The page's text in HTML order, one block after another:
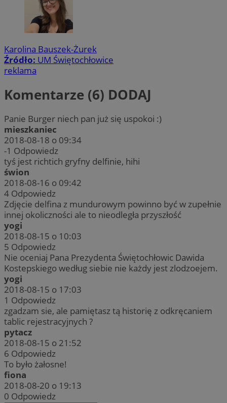
Karolina Bauszek-Żurek
Źródło: UM Świętochłowice
reklama
Komentarze (6) DODAJ
Panie Burger niech pan już się uspokoi :)
mieszkaniec
2018-08-18 o 09:34
-1 Odpowiedz
tyś jest richtich gryfny delfinie, hihi
świon
2018-08-16 o 09:42
4 Odpowiedz
Zdjęcie delfina z mundurowym powinno być w zupełnie
innej okoliczności ale to nieodległa przyszłość
yogi
2018-08-15 o 10:03
5 Odpowiedz
Nie oceniaj Pana Prezydenta Świętochłowic Dawida
Kostepskiego według siebie nie każdy jest zlodzoejem.
yogi
2018-08-15 o 17:03
1 Odpowiedz
zgadzam sie, ale pamiętasz tą historię z odkręcaniem
tablic rejestracyjnych ?
pytacz
2018-08-15 o 21:52
6 Odpowiedz
To było żałosne!
fiona
2018-08-20 o 19:13
0 Odpowiedz